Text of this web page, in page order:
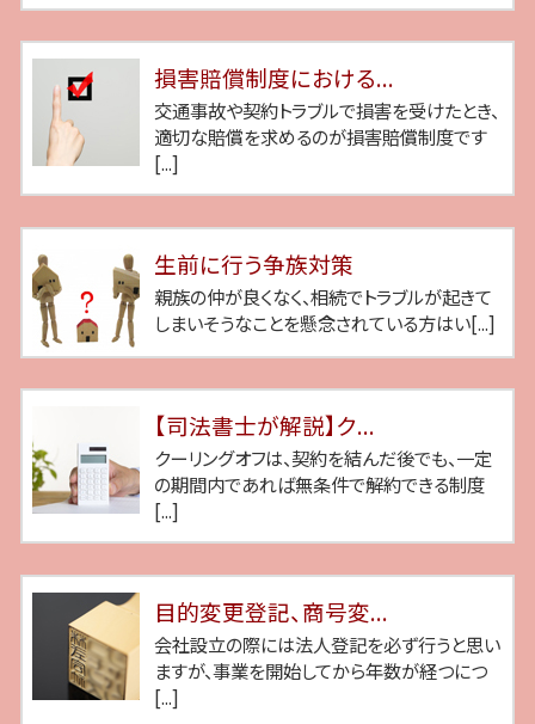
損害賠償制度における...
交通事故や契約トラブルで損害を受けたとき、
適切な賠償を求めるのが損害賠償制度です
[...]
生前に行う争族対策
親族の仲が良くなく、相続でトラブルが起きて
しまいそうなことを懸念されている方はい[...]
【司法書士が解説】ク...
クーリングオフは、契約を結んだ後でも、一定
の期間内であれば無条件で解約できる制度
[...]
目的変更登記、商号変...
会社設立の際には法人登記を必ず行うと思い
ますが、事業を開始してから年数が経つにつ
[...]